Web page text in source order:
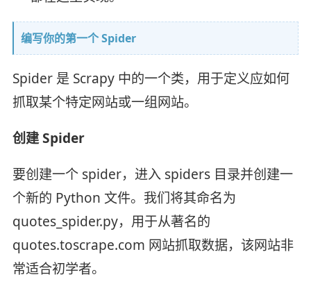
编写你的第一个 Spider
Spider 是 Scrapy 中的一个类，用于定义应如何
抓取某个特定网站或一组网站。
创建 Spider
要创建一个 spider，进入 spiders 目录并创建一
个新的 Python 文件。我们将其命名为
quotes_spider.py，用于从著名的
quotes.toscrape.com 网站抓取数据，该网站非
常适合初学者。